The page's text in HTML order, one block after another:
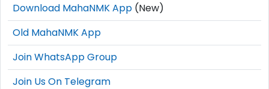
Download MahaNMK App (New)
Old MahaNMK App
Join WhatsApp Group
Join Us On Telegram